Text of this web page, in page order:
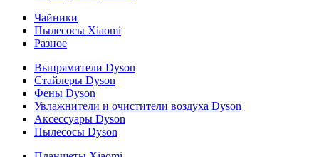
Чайники
Пылесосы Xiaomi
Разное
Выпрямители Dyson
Стайлеры Dyson
Фены Dyson
Увлажнители и очистители воздуха Dyson
Аксессуары Dyson
Пылесосы Dyson